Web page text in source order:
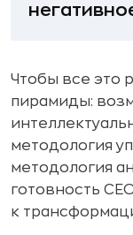
Чтобы все это
пирамиды:
методология
методология
готовность
к